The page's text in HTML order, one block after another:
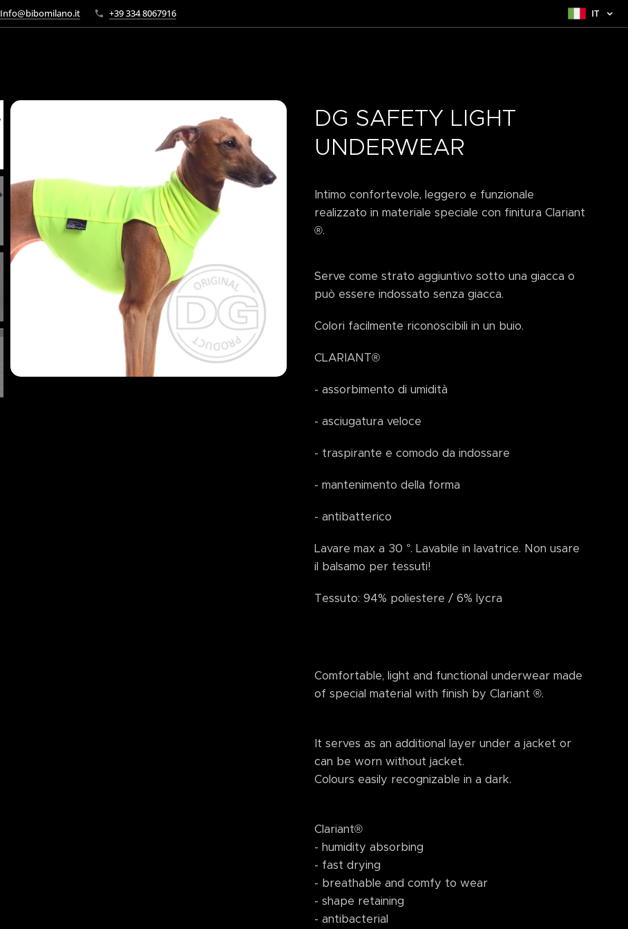
Info@bibomilano.it +39 334 8067916 IT
DG SAFETY LIGHT
UNDERWEAR
Intimo confortevole, leggero e funzionale
realizzato in materiale speciale con finitura Clariant
®.
Serve come strato aggiuntivo sotto una giacca o
può essere indossato senza giacca.
Colori facilmente riconoscibili in un buio.
CLARIANT®
- assorbimento di umidità
- asciugatura veloce
- traspirante e comodo da indossare
- mantenimento della forma
- antibatterico
Lavare max a 30 °. Lavabile in lavatrice. Non usare
il balsamo per tessuti!
Tessuto: 94% poliestere / 6% lycra
Comfortable, light and functional underwear made
of special material with finish by Clariant ®.
It serves as an additional layer under a jacket or
can be worn without jacket.
Colours easily recognizable in a dark.
Clariant®
- humidity absorbing
- fast drying
- breathable and comfy to wear
- shape retaining
- antibacterial